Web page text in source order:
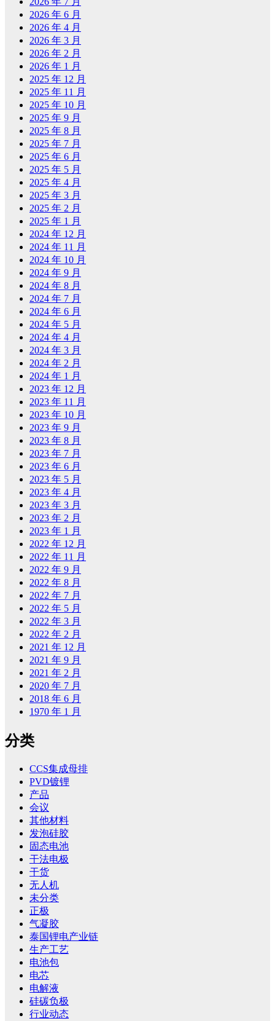
2026 年 6 月
2026 年 4 月
2026 年 3 月
2026 年 2 月
2026 年 1 月
2025 年 12 月
2025 年 11 月
2025 年 10 月
2025 年 9 月
2025 年 8 月
2025 年 7 月
2025 年 6 月
2025 年 5 月
2025 年 4 月
2025 年 3 月
2025 年 2 月
2025 年 1 月
2024 年 12 月
2024 年 11 月
2024 年 10 月
2024 年 9 月
2024 年 8 月
2024 年 7 月
2024 年 6 月
2024 年 5 月
2024 年 4 月
2024 年 3 月
2024 年 2 月
2024 年 1 月
2023 年 12 月
2023 年 11 月
2023 年 10 月
2023 年 9 月
2023 年 8 月
2023 年 7 月
2023 年 6 月
2023 年 5 月
2023 年 4 月
2023 年 3 月
2023 年 2 月
2023 年 1 月
2022 年 12 月
2022 年 11 月
2022 年 9 月
2022 年 8 月
2022 年 7 月
2022 年 5 月
2022 年 3 月
2022 年 2 月
2021 年 12 月
2021 年 9 月
2021 年 2 月
2020 年 7 月
2018 年 6 月
1970 年 1 月
分类
CCS集成母排
PVD镀锂
产品
会议
其他材料
发泡硅胶
固态电池
干法电极
干货
无人机
未分类
正极
气凝胶
泰国锂电产业链
生产工艺
电池包
电芯
电解液
硅碳负极
行业动态